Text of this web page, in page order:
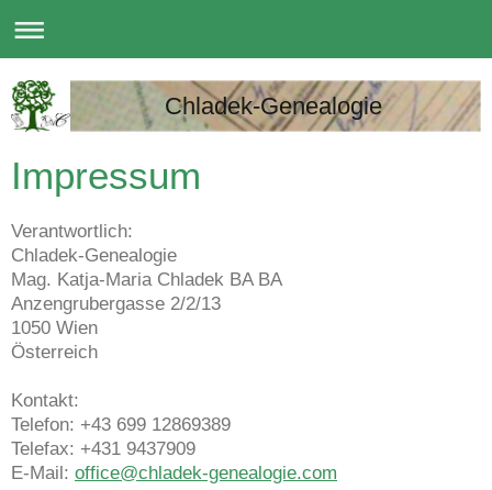
Chladek-Genealogie
Impressum
Verantwortlich:
Chladek-Genealogie
Mag. Katja-Maria Chladek BA BA
Anzengrubergasse 2/2/13
1050 Wien
Österreich
Kontakt:
Telefon: +43 699 12869389
Telefax: +431 9437909
E-Mail: office@chladek-genealogie.com